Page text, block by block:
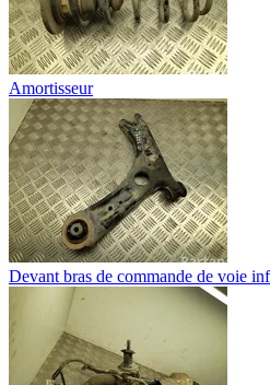
Amortisseur
Devant bras de commande de voie